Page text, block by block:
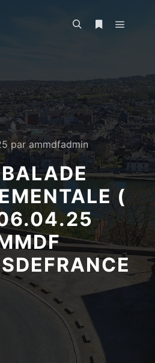
parammdfadmin
(